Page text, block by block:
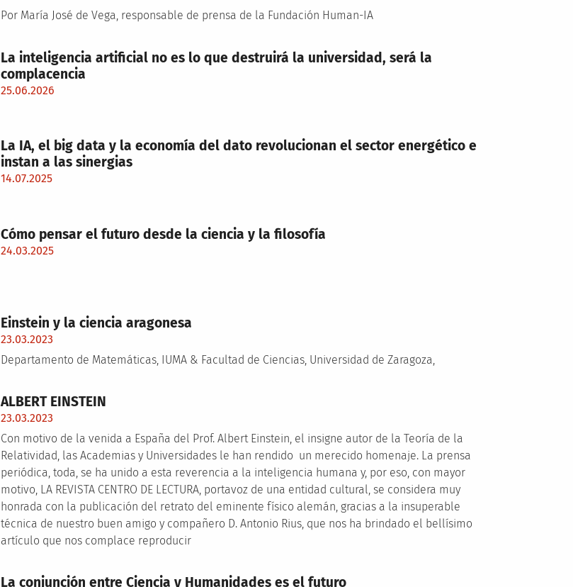
Por María José de Vega, responsable de prensa de la Fundación Human-IA
La inteligencia artificial no es lo que destruirá la universidad, será la
complacencia
25.06.2026
La IA, el big data y la economía del dato revolucionan el sector energético e
instan a las sinergias
14.07.2025
Cómo pensar el futuro desde la ciencia y la filosofía
24.03.2025
Einstein y la ciencia aragonesa
23.03.2023
Departamento de Matemáticas, IUMA & Facultad de Ciencias, Universidad de Zaragoza,
ALBERT EINSTEIN
23.03.2023
Con motivo de la venida a España del Prof. Albert Einstein, el insigne autor de la Teoría de la
Relatividad, las Academias y Universidades le han rendido un merecido homenaje. La prensa
periódica, toda, se ha unido a esta reverencia a la inteligencia humana y, por eso, con mayor
motivo, LA REVISTA CENTRO DE LECTURA, portavoz de una entidad cultural, se considera muy
honrada con la publicación del retrato del eminente físico alemán, gracias a la insuperable
técnica de nuestro buen amigo y compañero D. Antonio Rius, que nos ha brindado el bellísimo
artículo que nos complace reproducir
La conjunción entre Ciencia y Humanidades es el futuro